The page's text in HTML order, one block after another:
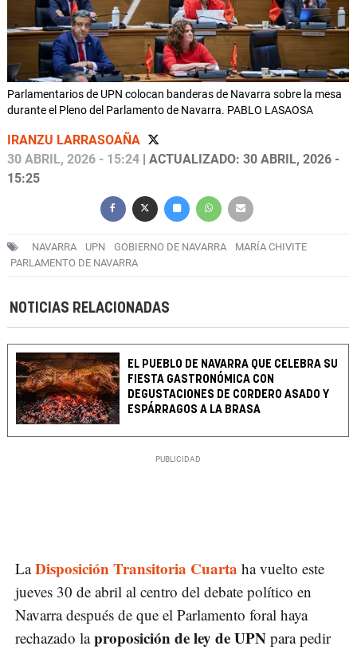
Parlamentarios de UPN colocan banderas de Navarra sobre la mesa
durante el Pleno del Parlamento de Navarra. PABLO LASAOSA
IRANZU LARRASOAÑA
30 ABRIL, 2026 - 15:24 | ACTUALIZADO: 30 ABRIL, 2026 -
15:25
NAVARRA UPN GOBIERNO DE NAVARRA
MARÍA CHIVITE
PARLAMENTO DE NAVARRA
NOTICIAS RELACIONADAS
EL PUEBLO DE NAVARRA QUE CELEBRA SU
FIESTA GASTRONÓMICA CON
DEGUSTACIONES DE CORDERO ASADO Y
ESPÁRRAGOS A LA BRASA
LaDisposición Transitoria Cuarta ha vuelto este
jueves 30 de abril al centro del debate político en
Navarra después de que el Parlamento foral haya
rechazado laproposición de ley de UPN para pedir